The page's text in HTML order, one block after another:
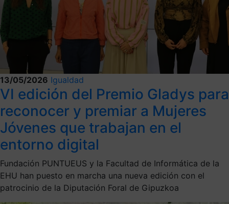
13/05/2026 Igualdad
VI edición del Premio Gladys para
reconocer y premiar a Mujeres
Jóvenes que trabajan en el
entorno digital
Fundación PUNTUEUS y la Facultad de Informática de la
EHU han puesto en marcha una nueva edición con el
patrocinio de la Diputación Foral de Gipuzkoa